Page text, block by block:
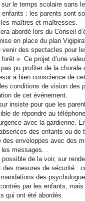
le temps scolaire sans
: les parents sont
maîtres et maîtresses.
abordé lors du Conseil
en place du plan
venir des spectacles pour
». Ce projet d’une
pu profiter de la
a bien conscience de
conditions de vision
de cet événement.
insiste pour que les
de répondre au
avec la gardienne.
des enfants ou
enveloppes avec des
les messages. .
possible de la voir, sur
des mesures de sécurité :
des
par les enfants,
qui ont été abordés.